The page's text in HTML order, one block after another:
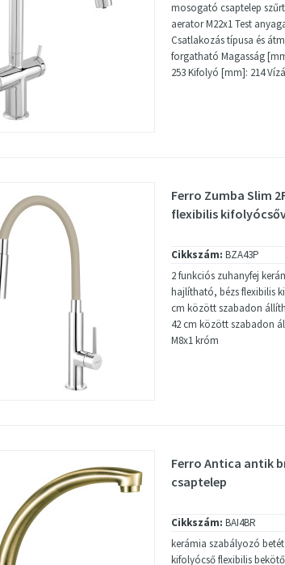
mosogató csaptelep
aerator M22x1 Test
Csatlakozás típusa és
forgatható Magasság
253 Kifolyó [mm]: 214
Ferro Zumba Slim
flexibilis
Cikkszám: BZA43P
2 funkciós zuhanyfej
hajlítható, bézs flexibilis
cm között szabadon
42 cm között szabadon
M8x1 króm
Ferro Antica antik
csaptelep
Cikkszám: BAI4BR
kerámia szabályozó
kifolyócső flexibilis